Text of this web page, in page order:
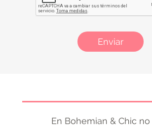
Enviar
En Bohemian & Chic